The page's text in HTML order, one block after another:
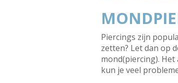
Piercings zijn
zetten? Let dan op
mond(piercing).
kun je veel